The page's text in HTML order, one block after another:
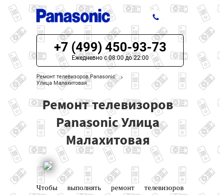
ЦЕНЫ НА РЕМОНТ
О СЕРВИСЕ
МОДЕЛИ PANASONIC
НАШИ КОНТАКТЫ
+7 (499) 450-93-73
Ежедневно с 08:00 до 22:00
Ремонт телевизоров Panasonic
Улица Малахитовая
Ремонт телевизоров
Panasonic Улица
Малахитовая
Чтобы выполнять ремонт телевизоров